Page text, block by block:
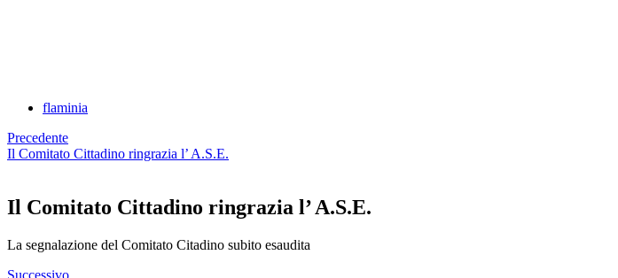
flaminia
Precedente
Il Comitato Cittadino ringrazia l’ A.S.E.
Il Comitato Cittadino ringrazia l’ A.S.E.
La segnalazione del Comitato Citadino subito esaudita
Successivo